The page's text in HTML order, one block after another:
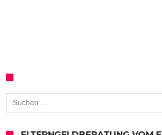
Suchen nach: